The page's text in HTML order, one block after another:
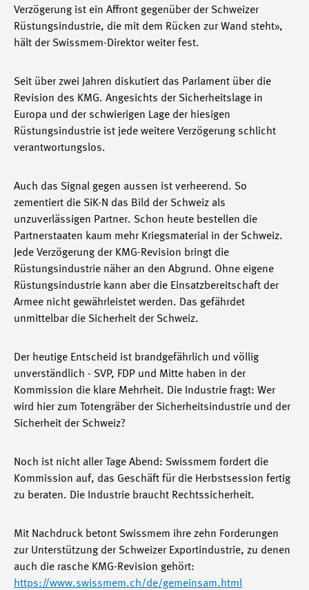
Verzögerung ist ein Affront gegenüber der Schweizer
Rüstungsindustrie, die mit dem Rücken zur Wand steht»,
hält der Swissmem-Direktor weiter fest.
Seit über zwei Jahren diskutiert das Parlament über die
Revision des KMG. Angesichts der Sicherheitslage in
Europa und der schwierigen Lage der hiesigen
Rüstungsindustrie ist jede weitere Verzögerung schlicht
verantwortungslos.
Auch das Signal gegen aussen ist verheerend. So
zementiert die SiK-N das Bild der Schweiz als
unzuverlässigen Partner. Schon heute bestellen die
Partnerstaaten kaum mehr Kriegsmaterial in der Schweiz.
Jede Verzögerung der KMG-Revision bringt die
Rüstungsindustrie näher an den Abgrund. Ohne eigene
Rüstungsindustrie kann aber die Einsatzbereitschaft der
Armee nicht gewährleistet werden. Das gefährdet
unmittelbar die Sicherheit der Schweiz.
Der heutige Entscheid ist brandgefährlich und völlig
unverständlich - SVP, FDP und Mitte haben in der
Kommission die klare Mehrheit. Die Industrie fragt: Wer
wird hier zum Totengräber der Sicherheitsindustrie und der
Sicherheit der Schweiz?
Noch ist nicht aller Tage Abend: Swissmem fordert die
Kommission auf, das Geschäft für die Herbstsession fertig
zu beraten. Die Industrie braucht Rechtssicherheit.
Mit Nachdruck betont Swissmem ihre zehn Forderungen
zur Unterstützung der Schweizer Exportindustrie, zu denen
auch die rasche KMG-Revision gehört:
https://www.swissmem.ch/de/gemeinsam.html